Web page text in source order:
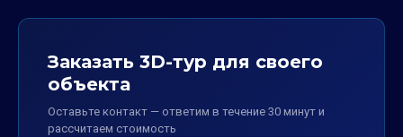
Заказать 3D-тур для своего
объекта
Оставьте контакт — ответим в течение 30 минут и
рассчитаем стоимость